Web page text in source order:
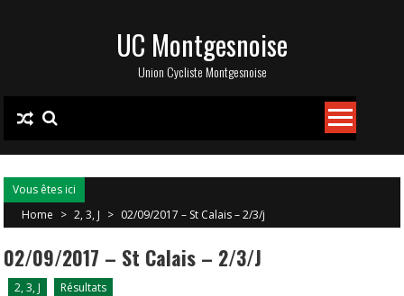
UC Montgesnoise
Union Cycliste Montgesnoise
Vous êtes ici
Home > 2, 3, J > 02/09/2017 – St Calais – 2/3/j
02/09/2017 – St Calais – 2/3/j
2, 3, J Résultats